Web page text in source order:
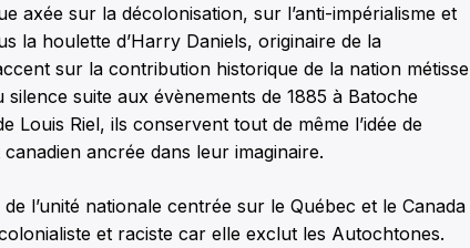
axée sur la décolonisation, sur l’anti-impérialisme et
la houlette d’Harry Daniels, originaire de la
sur la contribution historique de la nation métisse
silence suite aux évènements de 1885 à Batoche
Louis Riel, ils conservent tout de même l’idée de
ancrée dans leur imaginaire.
l’unité nationale centrée sur le Québec et le Canada
et raciste car elle exclut les Autochtones.